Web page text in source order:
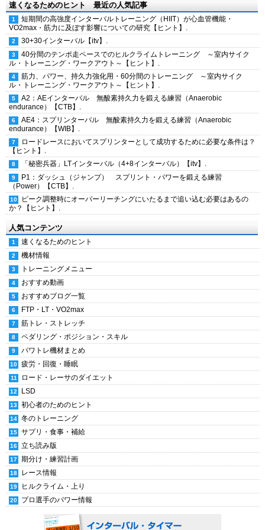
速くなるためのヒント 最近の人気記事
短期間の高強度インターバルトレーニング（HIIT）が心血管機能・
VO2max・筋力に及ぼす影響についての研究【ヒント】.
30+30インターバル【itv】.
40分間のテンポ走ペースでのヒルクライムトレーニング ～室内サイク
ル・トレーニング・ワークアウト～【ヒント】.
筋力、パワー、持久力強化用・60分間のトレーニング ～室内サイク
ル・トレーニング・ワークアウト～【ヒント】.
A2：AEインターバル 無酸素持久力を鍛える練習（Anaerobic
endurance）【CTB】.
AE4：スプリンターバル 無酸素持久力を鍛える練習（Anaerobic
endurance）【WIB】.
ロードレースにおいてスプリンターとして成功するために必要な条件は？
【ヒント】.
「秘密兵器」LTインターバル（4+8インターバル）【itv】.
P1：ダッシュ（ジャンプ） スプリント・パワーを鍛える練習
（Power）【CTB】.
ピーク調整時にオーバーリーチングにいたるまで追い込む必要はあるの
か？【ヒント】.
人気コンテンツ
速くなるためのヒント
機材情報
トレーニングメニュー
おすすめ動画
おすすめブログ一覧
FTP・LT・VO2max
筋トレ・ストレッチ
ペダリング・ポジション・スキル
パワトレ機材まとめ
疲労・回復・睡眠
ロード・レーサのダイエット
LSD
初心者のためのヒント
冬のトレーニング
サプリ・食事・補給
立ち読み版
期分け・練習計画
レース情報
ヒルクライム・上り
プロ選手のパワー情報